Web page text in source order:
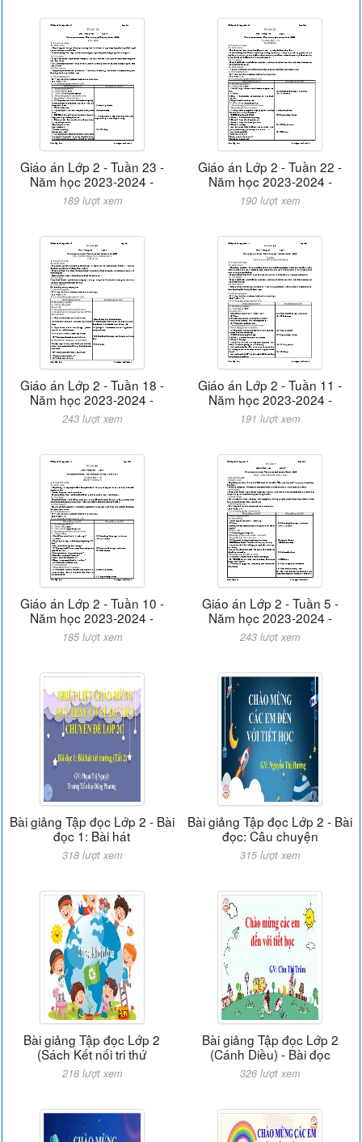
Giáo án Lớp 2 - Tuần 23 -
Năm học 2023-2024 -
189 lượt xem
Giáo án Lớp 2 - Tuần 22 -
Năm học 2023-2024 -
190 lượt xem
Giáo án Lớp 2 - Tuần 18 -
Năm học 2023-2024 -
243 lượt xem
Giáo án Lớp 2 - Tuần 11 -
Năm học 2023-2024 -
191 lượt xem
Giáo án Lớp 2 - Tuần 10 -
Năm học 2023-2024 -
185 lượt xem
Giáo án Lớp 2 - Tuần 5 -
Năm học 2023-2024 -
243 lượt xem
Bài giảng Tập đọc Lớp 2 - Bài
đọc 1: Bài hát
318 lượt xem
Bài giảng Tập đọc Lớp 2 - Bài
đọc: Câu chuyện
315 lượt xem
Bài giảng Tập đọc Lớp 2
(Sách Kết nối tri thứ
218 lượt xem
Bài giảng Tập đọc Lớp 2
(Cánh Diều) - Bài đọc
326 lượt xem